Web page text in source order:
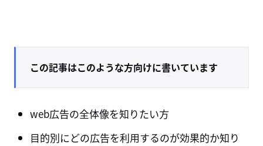
この記事はこのような方向けに書いています
web広告の全体像を知りたい方
目的別にどの広告を利用するのが効果的か知り